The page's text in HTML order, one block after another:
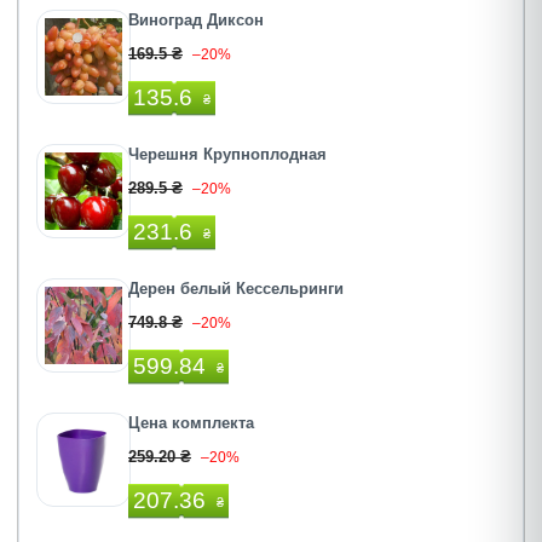
Виноград Диксон
169.5 ₴ –20%
135.6 ₴
Черешня Крупноплодная
289.5 ₴ –20%
231.6 ₴
Дерен белый Кессельринги
749.8 ₴ –20%
599.84 ₴
Цена комплекта
259.20 ₴ –20%
207.36 ₴